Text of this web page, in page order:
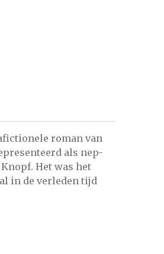
roman van
als nep-
Het was het
in de verleden tijd